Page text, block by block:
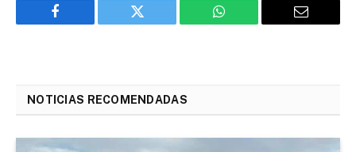
Facebook Twitter WhatsApp Email
NOTICIAS RECOMENDADAS